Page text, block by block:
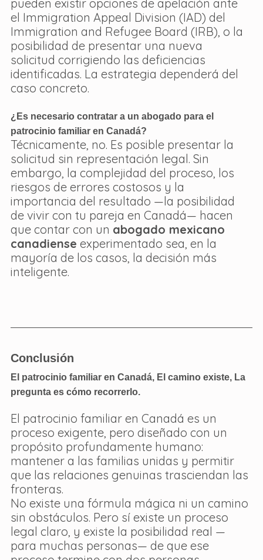
pueden existir opciones de apelación ante
el Immigration Appeal Division (IAD) del
Immigration and Refugee Board (IRB), o la
posibilidad de presentar una nueva
solicitud corrigiendo las deficiencias
identificadas. La estrategia dependerá del
caso concreto.
¿Es necesario contratar a un abogado para el
patrocinio familiar en Canadá?
Técnicamente, no. Es posible presentar la
solicitud sin representación legal. Sin
embargo, la complejidad del proceso, los
riesgos de errores costosos y la
importancia del resultado —la posibilidad
de vivir con tu pareja en Canadá— hacen
que contar con un abogado mexicano
canadiense experimentado sea, en la
mayoría de los casos, la decisión más
inteligente.
Conclusión
El patrocinio familiar en Canadá, El camino existe, La
pregunta es cómo recorrerlo.
El patrocinio familiar en Canadá es un
proceso exigente, pero diseñado con un
propósito profundamente humano:
mantener a las familias unidas y permitir
que las relaciones genuinas trasciendan las
fronteras.
No existe una fórmula mágica ni un camino
sin obstáculos. Pero sí existe un proceso
legal claro, y existe la posibilidad real —
para muchas personas— de que ese